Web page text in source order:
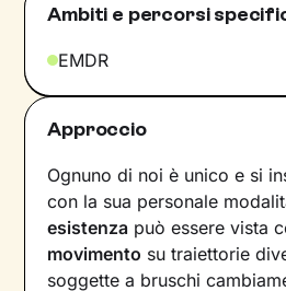
Ambiti e percorsi
EMDR
Approccio
Ognuno di noi è unico e si
con la sua personale
esistenza può essere vista
movimento su traiettorie
soggette a bruschi